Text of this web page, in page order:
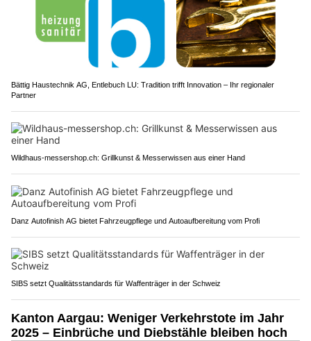
Bättig Haustechnik AG, Entlebuch LU: Tradition trifft Innovation – Ihr regionaler
Partner
Wildhaus-messershop.ch: Grillkunst & Messerwissen aus einer Hand
Danz Autofinish AG bietet Fahrzeugpflege und Autoaufbereitung vom Profi
SIBS setzt Qualitätsstandards für Waffenträger in der Schweiz
Kanton Aargau: Weniger Verkehrstote im Jahr
2025 – Einbrüche und Diebstähle bleiben hoch